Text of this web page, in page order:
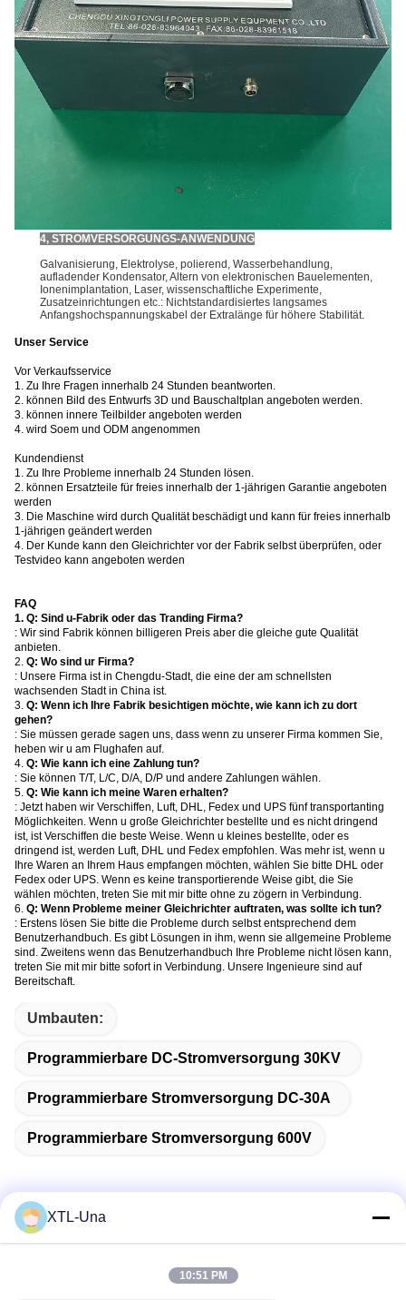
4, STROMVERSORGUNGS-ANWENDUNG
Galvanisierung, Elektrolyse, polierend, Wasserbehandlung,
aufladender Kondensator, Altern von elektronischen Bauelementen,
Ionenimplantation, Laser, wissenschaftliche Experimente,
Zusatzeinrichtungen etc.: Nichtstandardisiertes langsames
Anfangshochspannungskabel der Extralänge für höhere Stabilität.
Unser Service
Vor Verkaufsservice
1. Zu Ihre Fragen innerhalb 24 Stunden beantworten.
2. können Bild des Entwurfs 3D und Bauschaltplan angeboten werden.
3. können innere Teilbilder angeboten werden
4. wird Soem und ODM angenommen
Kundendienst
1. Zu Ihre Probleme innerhalb 24 Stunden lösen.
2. können Ersatzteile für freies innerhalb der 1-jährigen Garantie angeboten
werden
3. Die Maschine wird durch Qualität beschädigt und kann für freies innerhalb
1-jährigen geändert werden
4. Der Kunde kann den Gleichrichter vor der Fabrik selbst überprüfen, oder
Testvideo kann angeboten werden
FAQ
1. Q: Sind u-Fabrik oder das Tranding Firma?
: Wir sind Fabrik können billigeren Preis aber die gleiche gute Qualität
anbieten.
2. Q: Wo sind ur Firma?
: Unsere Firma ist in Chengdu-Stadt, die eine der am schnellsten
wachsenden Stadt in China ist.
3. Q: Wenn ich Ihre Fabrik besichtigen möchte, wie kann ich zu dort
gehen?
: Sie müssen gerade sagen uns, dass wenn zu unserer Firma kommen Sie,
heben wir u am Flughafen auf.
4. Q: Wie kann ich eine Zahlung tun?
: Sie können T/T, L/C, D/A, D/P und andere Zahlungen wählen.
5. Q: Wie kann ich meine Waren erhalten?
: Jetzt haben wir Verschiffen, Luft, DHL, Fedex und UPS fünf transportanting
Möglichkeiten. Wenn u große Gleichrichter bestellte und es nicht dringend
ist, ist Verschiffen die beste Weise. Wenn u kleines bestellte, oder es
dringend ist, werden Luft, DHL und Fedex empfohlen. Was mehr ist, wenn u
Ihre Waren an Ihrem Haus empfangen möchten, wählen Sie bitte DHL oder
Fedex oder UPS. Wenn es keine transportierende Weise gibt, die Sie
wählen möchten, treten Sie mit mir bitte ohne zu zögern in Verbindung.
6. Q: Wenn Probleme meiner Gleichrichter auftraten, was sollte ich tun?
: Erstens lösen Sie bitte die Probleme durch selbst entsprechend dem
Benutzerhandbuch. Es gibt Lösungen in ihm, wenn sie allgemeine Probleme
sind. Zweitens wenn das Benutzerhandbuch Ihre Probleme nicht lösen kann,
treten Sie mit mir bitte sofort in Verbindung. Unsere Ingenieure sind auf
Bereitschaft.
Umbauten:
Programmierbare DC-Stromversorgung 30KV
Programmierbare Stromversorgung DC-30A
Programmierbare Stromversorgung 600V
XTL-Una
10:51 PM